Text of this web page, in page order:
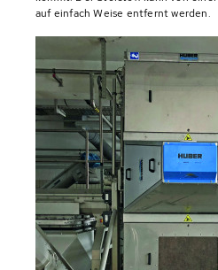
auf einfach Weise entfernt werden.